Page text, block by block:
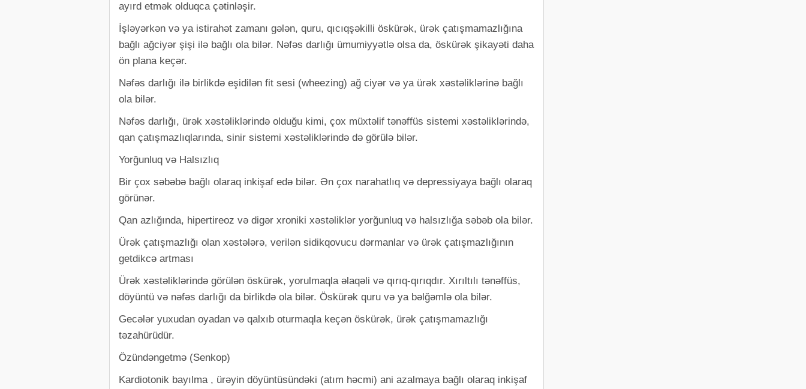
ayırd etmək olduqca çətinləşir.
İşləyərkən və ya istirahət zamanı gələn, quru, qıcıqşəkilli öskürək, ürək çatışmamazlığına
bağlı ağciyər şişi ilə bağlı ola bilər. Nəfəs darlığı ümumiyyətlə olsa da, öskürək şikayəti daha
ön plana keçər.
Nəfəs darlığı ilə birlikdə eşidilən fit sesi (wheezing) ağ ciyər və ya ürək xəstəliklərinə bağlı
ola bilər.
Nəfəs darlığı, ürək xəstəliklərində olduğu kimi, çox müxtəlif tənəffüs sistemi xəstəliklərində,
qan çatışmazlıqlarında, sinir sistemi xəstəliklərində də görülə bilər.
Yorğunluq və Halsızlıq
Bir çox səbəbə bağlı olaraq inkişaf edə bilər. Ən çox narahatlıq və depressiyaya bağlı olaraq
görünər.
Qan azlığında, hipertireoz və digər xroniki xəstəliklər yorğunluq və halsızlığa səbəb ola bilər.
Ürək çatışmazlığı olan xəstələrə, verilən sidikqovucu dərmanlar və ürək çatışmazlığının
getdikcə artması
Ürək xəstəliklərində görülən öskürək, yorulmaqla əlaqəli və qırıq-qırıqdır. Xırıltılı tənəffüs,
döyüntü və nəfəs darlığı da birlikdə ola bilər. Öskürək quru və ya bəlğəmlə ola bilər.
Gecələr yuxudan oyadan və qalxıb oturmaqla keçən öskürək, ürək çatışmamazlığı
təzahürüdür.
Özündəngetmə (Senkop)
Kardiotonik bayılma , ürəyin döyüntüsündəki (atım həcmi) ani azalmaya bağlı olaraq inkişaf